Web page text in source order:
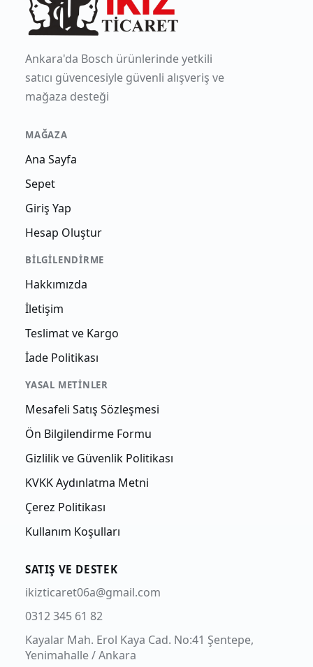
Ankara'da Bosch ürünlerinde yetkili
satıcı güvencesiyle güvenli alışveriş ve
mağaza desteği
MAĞAZA
Ana Sayfa
Sepet
Giriş Yap
Hesap Oluştur
BILGILENDIRME
Hakkımızda
İletişim
Teslimat ve Kargo
İade Politikası
YASAL METINLER
Mesafeli Satış Sözleşmesi
Ön Bilgilendirme Formu
Gizlilik ve Güvenlik Politikası
KVKK Aydınlatma Metni
Çerez Politikası
Kullanım Koşulları
SATIŞ VE DESTEK
ikizticaret06a@gmail.com
0312 345 61 82
Kayalar Mah. Erol Kaya Cad. No:41 Şentepe,
Yenimahalle / Ankara